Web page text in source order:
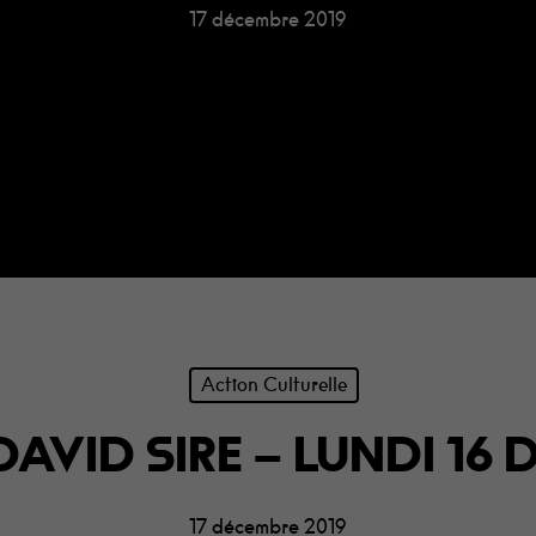
17 décembre 2019
Action Culturelle
SIRE – LUNDI 16
17 décembre 2019